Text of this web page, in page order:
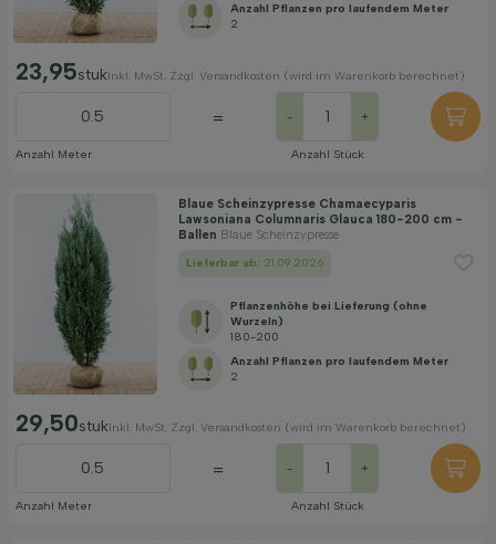
Anzahl Pflanzen pro laufendem Meter
2
23,95stukInkl. MwSt. Zzgl. Versandkosten (wird im Warenkorb berechnet)
Anzahl Meter
= - +
Anzahl Stück
Blaue Scheinzypresse Chamaecyparis
Lawsoniana Columnaris Glauca 180-200 cm -
Ballen Blaue Scheinzypresse
Lieferbar ab: 21.09.2026
Pflanzenhöhe bei Lieferung (ohne
Wurzeln)
180-200
Anzahl Pflanzen pro laufendem Meter
2
29,50stukInkl. MwSt. Zzgl. Versandkosten (wird im Warenkorb berechnet)
Anzahl Meter
= - +
Anzahl Stück